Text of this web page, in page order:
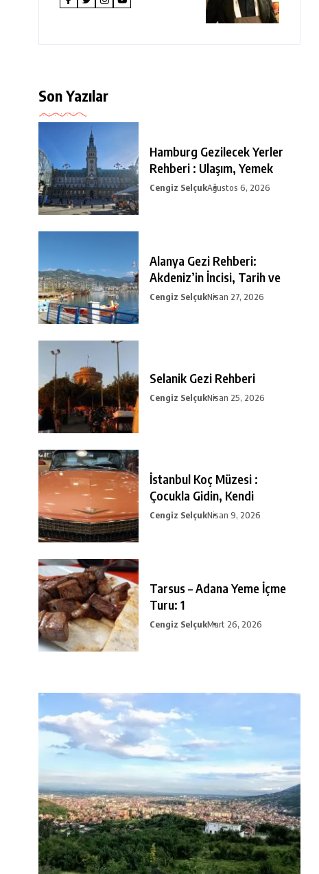
Son Yazılar
Hamburg Gezilecek Yerler
Rehberi : Ulaşım, Yemek
Cengiz SelçukAğustos 6, 2026
Alanya Gezi Rehberi:
Akdeniz’in İncisi, Tarih ve
Cengiz SelçukNisan 27, 2026
Selanik Gezi Rehberi
Cengiz SelçukNisan 25, 2026
İstanbul Koç Müzesi :
Çocukla Gidin, Kendi
Cengiz SelçukNisan 9, 2026
Tarsus – Adana Yeme İçme
Turu: 1
Cengiz SelçukMart 26, 2026